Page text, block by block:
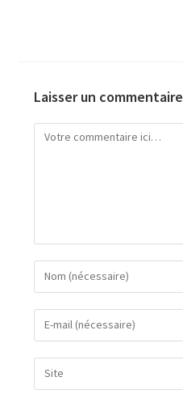
Laisser un commentaire